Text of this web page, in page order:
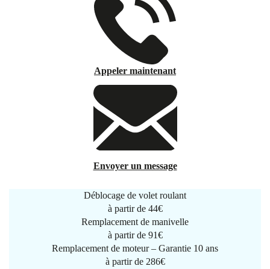
Appeler maintenant
Envoyer un message
Déblocage de volet roulant
à partir de 44€
Remplacement de manivelle
à partir de 91€
Remplacement de moteur – Garantie 10 ans
à partir de 286€